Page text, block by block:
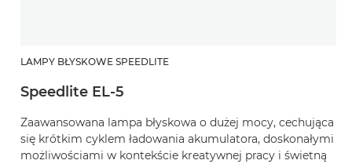
LAMPY BŁYSKOWE SPEEDLITE
Speedlite EL-5
Zaawansowana lampa błyskowa o dużej mocy, cechująca
się krótkim cyklem ładowania akumulatora, doskonałymi
możliwościami w kontekście kreatywnej pracy i świetną